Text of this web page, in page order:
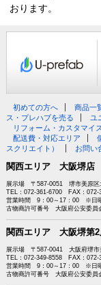
おります。
初めての方へ 商品一
ス・プレハブを売る
ユ
リフォーム・カスタマイ
配送費・対応エリア
スクリエイト）
お問い
関西エリア 大阪堺店
展示場 〒587-0051 堺市美原区
TEL：072-361-6700 FAX：072-
営業時間 9：00～17：00 ※日曜
古物商許可番号 大阪府公安委
関西エリア 大阪堺第2
展示場 〒587-0041 大阪府堺市
TEL：072-349-8558 FAX：072-
営業時間 9：00～17：00 ※日曜
古物商許可番号 大阪府公安委